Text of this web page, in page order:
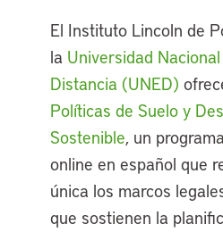
El Instituto Lincoln de
la Universidad
Distancia (UNED)
Políticas de Suelo y
Sostenible, un
online en español que
única los marcos
que sostienen la